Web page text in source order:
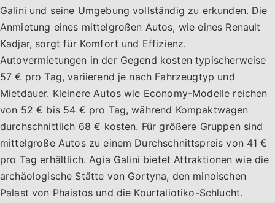
Galini und seine Umgebung vollständig zu erkunden. Die
Anmietung eines mittelgroßen Autos, wie eines Renault
Kadjar, sorgt für Komfort und Effizienz.
Autovermietungen in der Gegend kosten typischerweise
57 € pro Tag, variierend je nach Fahrzeugtyp und
Mietdauer. Kleinere Autos wie Economy-Modelle reichen
von 52 € bis 54 € pro Tag, während Kompaktwagen
durchschnittlich 68 € kosten. Für größere Gruppen sind
mittelgroße Autos zu einem Durchschnittspreis von 41 €
pro Tag erhältlich. Agia Galini bietet Attraktionen wie die
archäologische Stätte von Gortyna, den minoischen
Palast von Phaistos und die Kourtaliotiko-Schlucht.